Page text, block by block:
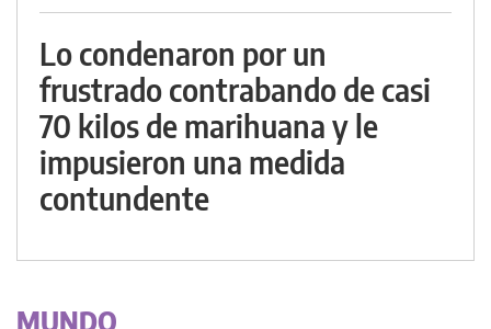
Lo condenaron por un
frustrado contrabando de casi
70 kilos de marihuana y le
impusieron una medida
contundente
MUNDO